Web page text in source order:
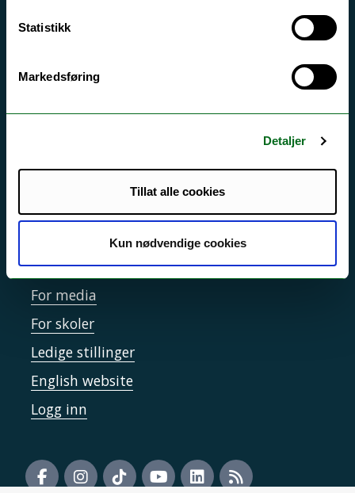
Statistikk
Markedsføring
Detaljer
Tillat alle cookies
Kun nødvendige cookies
Akutt hjelp
Driftsmeldinger
Personvern ved UiT
Sikkerhet, beredskap og personvern
Informasjonskapsler
Tilgjengelighetserklæring
Kontakt UiT
For media
For skoler
Ledige stillinger
English website
Logg inn